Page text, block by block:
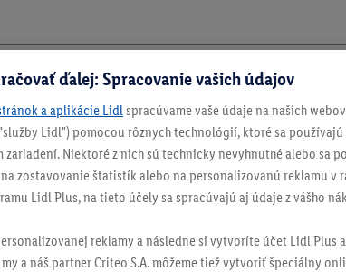
ďalej: Spracovanie vašich údajov
a aplikácie Lidl spracúvame vaše údaje na našich
Lidl") pomocou rôznych technológií, ktoré sa
Niektoré z nich sú technicky nevyhnutné alebo sa
zostavovanie štatistík alebo na personalizovanú reklamu v
Lidl Plus, na tieto účely sa spracúvajú aj údaje z vášho
reklamy a následne si vytvoríte účet Lidl Plus
a náš partner Criteo S.A. môžeme tiež vytvoriť špeciálny